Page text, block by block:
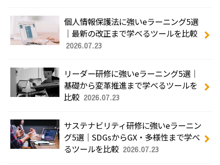
個人情報保護法に強いeラーニング5選
｜最新の改正まで学べるツールを比較
2026.07.23
リーダー研修に強いeラーニング5選｜
基礎から変革推進まで学べるツールを
比較 2026.07.23
サステナビリティ研修に強いeラーニン
グ5選｜SDGsからGX・多様性まで学べ
るツールを比較 2026.07.23